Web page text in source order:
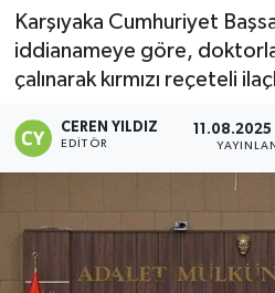
Karşıyaka Cumhuriyet
iddianameye göre,
çalınarak kırmızı reçeteli
CEREN YILDIZ
EDITÖR
Kpss - Sınav